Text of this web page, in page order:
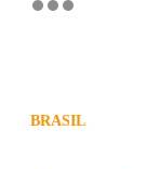
BRASIL